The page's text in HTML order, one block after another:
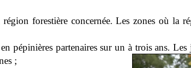
forestière concernée. Les zones où la
pépinières partenaires sur un à trois ans.
;